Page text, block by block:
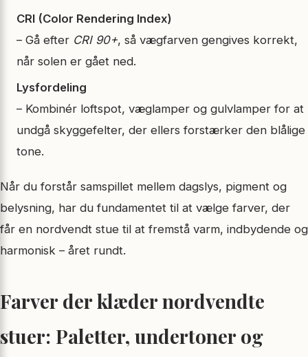
CRI (Color Rendering Index)
– Gå efter CRI 90+, så vægfarven gengives korrekt,
når solen er gået ned.
Lysfordeling
– Kombinér loftspot, væglamper og gulvlamper for at
undgå skyggefelter, der ellers forstærker den blålige
tone.
Når du forstår samspillet mellem dagslys, pigment og
belysning, har du fundamentet til at vælge farver, der
får en nordvendt stue til at fremstå varm, indbydende og
harmonisk – året rundt.
Farver der klæder nordvendte
stuer: Paletter, undertoner og